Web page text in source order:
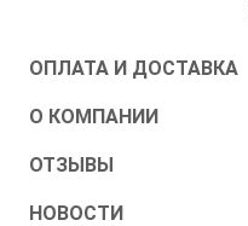
ОПЛАТА И ДОСТАВКА
О КОМПАНИИ
ОТЗЫВЫ
НОВОСТИ